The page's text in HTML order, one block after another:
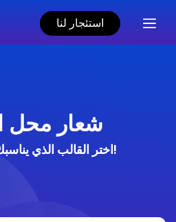
استئجار لنا
شعار محل
اختر القالب الذي يناسبك بشكل أفضل!